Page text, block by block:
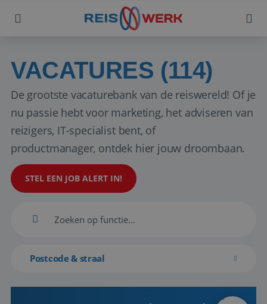
VACATURES (114)
De grootste vacaturebank van de reiswereld! Of je
nu passie hebt voor marketing, het adviseren van
reizigers, IT-specialist bent, of
productmanager, ontdek hier jouw droombaan.
STEL EEN JOB ALERT IN!
Postcode & straal